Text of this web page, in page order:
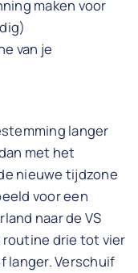
maken voor
van je
langer
met het
nieuwe tijdzone
voor een
naar de VS
drie tot vier
langer. Verschuif